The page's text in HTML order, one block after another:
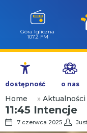
Przejdź
treści
Góra Igliczna
107.2 FM
dostępność o nas
Home » Aktualności
11:45 Intencje
7 czerwca 2025